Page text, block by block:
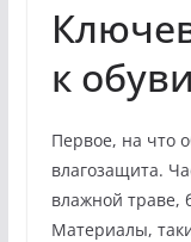
к обуви
Первое, на что
влагозащита.
влажной траве,
Материалы,